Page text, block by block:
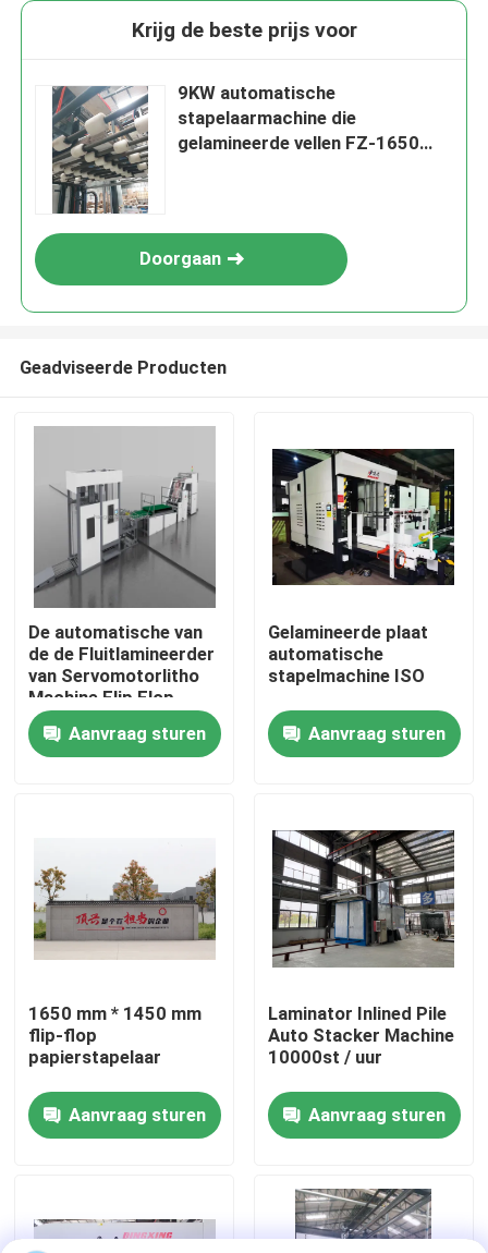
Producten
Over ons
Kwaliteitscontrole
Neem contact met ons op
Nieuws
Gevallen
De Machine van de fluitlamineerder
Krijg de beste prijs voor
9KW automatische
stapelaarmachine die
gelamineerde vellen FZ-1650
Doorgaan
Geadviseerde Producten
De automatische van
de de Fluitlamineerder
van Servomotorlitho
Machine Flip Flop
Stacker
Aanvraag sturen
Gelamineerde plaat
automatische
stapelmachine ISO
Aanvraag sturen
1650 mm * 1450 mm
flip-flop
papierstapelaar
Aanvraag sturen
Laminator Inlined Pile
Auto Stacker Machine
10000st / uur
Aanvraag sturen